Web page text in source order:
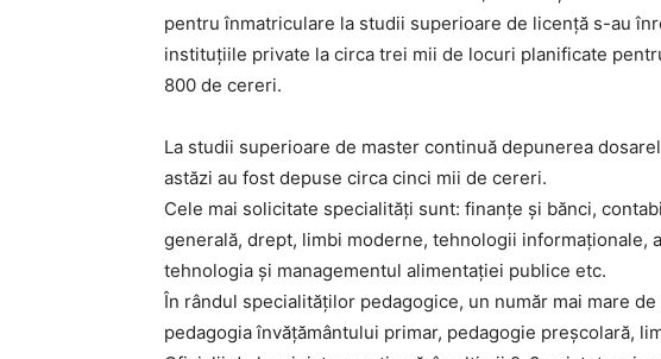
pentru înmatriculare la studii superioare de licență s-au
instituțiile private la circa trei mii de locuri planificate
800 de cereri.
La studii superioare de master continuă depunerea
astăzi au fost depuse circa cinci mii de cereri.
Cele mai solicitate specialități sunt: finanțe și bănci,
generală, drept, limbi moderne, tehnologii informaționale,
tehnologia și managementul alimentației publice etc.
În rândul specialităților pedagogice, un număr mai mare
pedagogia învățământului primar, pedagogie preșcolară,